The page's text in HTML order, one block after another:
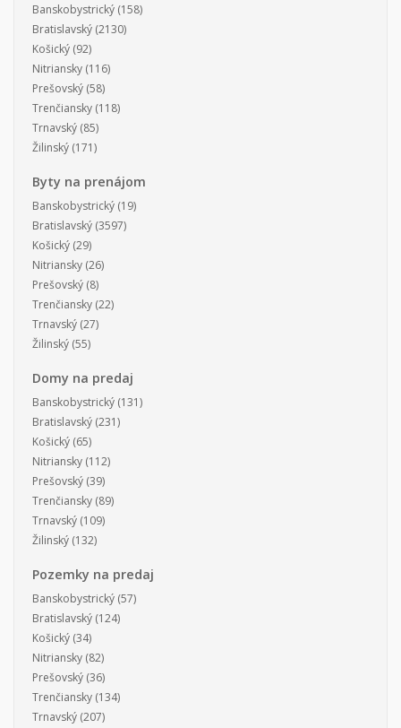
Banskobystrický (158)
Bratislavský (2130)
Košický (92)
Nitriansky (116)
Prešovský (58)
Trenčiansky (118)
Trnavský (85)
Žilinský (171)
Byty na prenájom
Banskobystrický (19)
Bratislavský (3597)
Košický (29)
Nitriansky (26)
Prešovský (8)
Trenčiansky (22)
Trnavský (27)
Žilinský (55)
Domy na predaj
Banskobystrický (131)
Bratislavský (231)
Košický (65)
Nitriansky (112)
Prešovský (39)
Trenčiansky (89)
Trnavský (109)
Žilinský (132)
Pozemky na predaj
Banskobystrický (57)
Bratislavský (124)
Košický (34)
Nitriansky (82)
Prešovský (36)
Trenčiansky (134)
Trnavský (207)